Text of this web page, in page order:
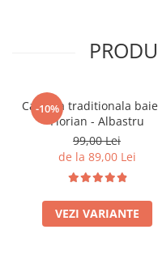
-10%
Camasa traditionala
Florian - Albastru
99,00 Lei
de la 89,00 Lei
VEZI VARIANTE